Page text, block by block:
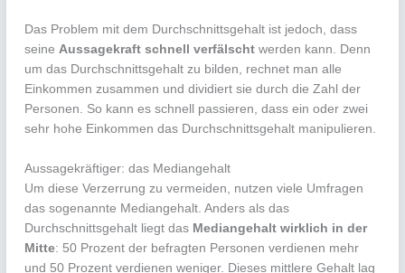
Das Problem mit dem Durchschnittsgehalt ist jedoch, dass
seine Aussagekraft schnell verfälscht werden kann. Denn
um das Durchschnittsgehalt zu bilden, rechnet man alle
Einkommen zusammen und dividiert sie durch die Zahl der
Personen. So kann es schnell passieren, dass ein oder zwei
sehr hohe Einkommen das Durchschnittsgehalt manipulieren.
Aussagekräftiger: das Mediangehalt
Um diese Verzerrung zu vermeiden, nutzen viele Umfragen
das sogenannte Mediangehalt. Anders als das
Durchschnittsgehalt liegt das Mediangehalt wirklich in der
Mitte: 50 Prozent der befragten Personen verdienen mehr
und 50 Prozent verdienen weniger. Dieses mittlere Gehalt lag